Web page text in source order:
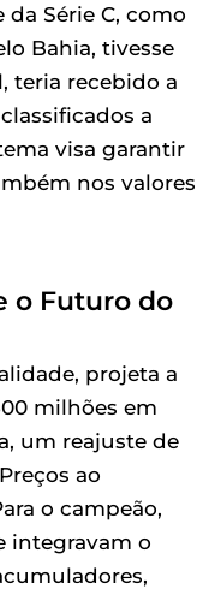
Série C, como
Bahia, tivesse
teria recebido a
a
visa garantir
nos valores
o Futuro do
projeta a
milhões em
um reajuste de
ao
o campeão,
integravam o